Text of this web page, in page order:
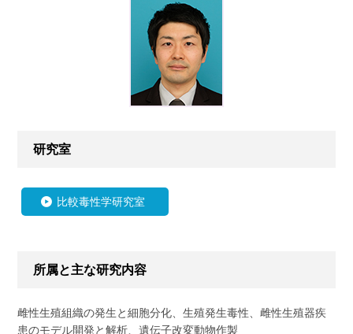
研究室
比較毒性学研究室
所属と主な研究内容
雌性生殖組織の発生と細胞分化、生殖発生毒性、雌性生殖器疾
患のモデル開発と解析、遺伝子改変動物作製